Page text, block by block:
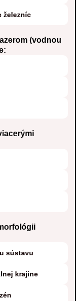
železníc
(vodnou
sústavu
krajine